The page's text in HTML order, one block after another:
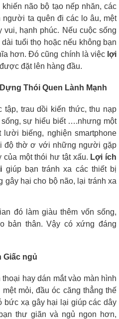
não bộ tạo nếp nhăn, các
người ta quên đi các lo âu, mệt
hạnh phúc. Nếu cuộc sống
tuổi thọ hoặc nếu không bạn
hơn. Đó cũng chính là việc lợi
đặt lên hàng đầu.
Thói Quen Lành Mạnh
tập, trau dồi kiến thức, thu nạp
sống, sự hiểu biết ….nhưng một
biếng, nghiện smartphone
độ thờ ơ với những người gặp
một thói hư tật xấu. Lợi ích
giúp bạn tránh xa các thiết bị
hại cho bộ não, lại tránh xa
đó làm giàu thêm vốn sống,
bản thân. Vậy có xứng đáng
Giấc ngủ
hay dán mắt vào màn hình
mỏi, đầu óc căng thẳng thế
bức xạ gây hại lại giúp các dây
thư giãn và ngủ ngon hơn,